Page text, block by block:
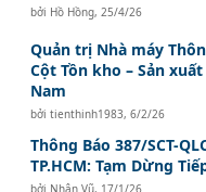
bởi Hồ Hồng, 25/4/26
Quản trị Nhà máy
Cột Tồn kho – Sản
Nam
bởitienthinh1983,6/2/26
Thông Báo 387/SCT-
TP.HCM: Tạm Dừng
bởi Nhân Vũ, 17/1/26